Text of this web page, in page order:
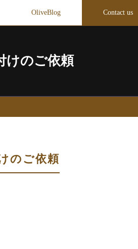
OliveBlog Contact us
けのご依頼
のご依頼